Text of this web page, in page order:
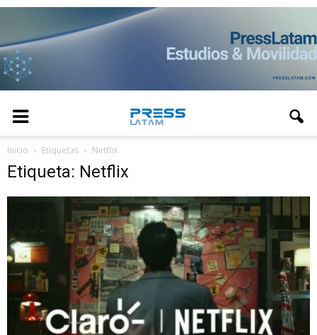
Inicio Etiquetas Netflix
Etiqueta: Netflix